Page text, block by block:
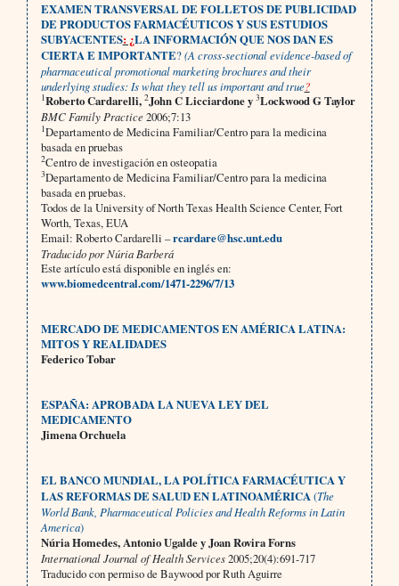
EXAMEN TRANSVERSAL DE FOLLETOS DE PUBLICIDAD
DE PRODUCTOS FARMACÉUTICOS Y SUS ESTUDIOS
SUBYACENTES: ¿LA INFORMACIÓN QUE NOS DAN ES
CIERTA E IMPORTANTE?(A cross-sectional evidence-based of
pharmaceutical promotional marketing brochures and their
underlying studies: Is what they tell us important and true?
1Roberto Cardarelli, 2John C Licciardone y 3Lockwood G Taylor
BMC Family Practice2006;7:13
1Departamento de Medicina Familiar/Centro para la medicina
basada en pruebas
2Centro de investigación enosteopatia
3Departamento de Medicina Familiar/Centro para la medicina
basada en pruebas.
Todos de laUniversityofNorthTexasHealthScience Center,Fort
Worth, Texas, EUA
Email: Roberto Cardarelli –rcardare@hsc.unt.edu
Traducido por Núria Barberá
Este artículo está disponible en inglés en:
www.biomedcentral.com/1471-2296/7/13
MERCADO DE MEDICAMENTOS EN AMÉRICA LATINA:
MITOS Y REALIDADES
Federico Tobar
ESPAÑA: APROBADA LA NUEVA LEY DEL
MEDICAMENTO
Jimena Orchuela
EL BANCO MUNDIAL, LA POLÍTICA FARMACÉUTICA Y
LAS REFORMAS DE SALUD EN LATINOAMÉRICA(The
WorldBank, Pharmaceutical Policiesand Health Reformsin Latin
America)
Núria Homedes, AntonioUgaldey Joan RoviraForns
InternationalJournalof HealthServices2005;20(4):691-717
Traducido con permiso de Baywoodpor Ruth Aguirre